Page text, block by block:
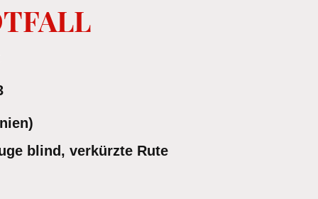
blind, verkürzte Rute